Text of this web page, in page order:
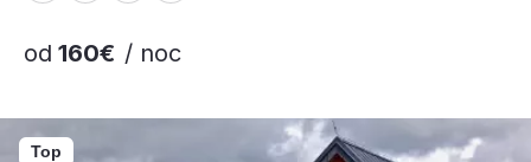
od 160€ / noc
Top